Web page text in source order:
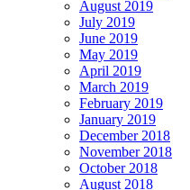
August 2019
July 2019
June 2019
May 2019
April 2019
March 2019
February 2019
January 2019
December 2018
November 2018
October 2018
August 2018